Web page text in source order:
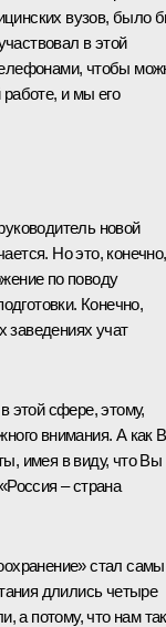
вузов, было
в этой
чтобы
и мы его
новой
Но это, конечно,
по поводу
Конечно,
заведениях учат
этой сфере, этому,
внимания. А как
имея в виду, что Вы
– страна
стал
длились четыре
а потому, что нам так